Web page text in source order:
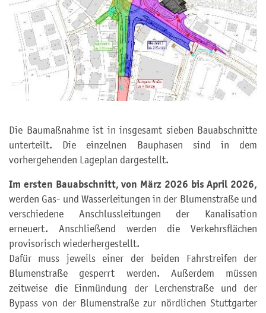
Die Baumaßnahme ist in insgesamt sieben Bauabschnitte
unterteilt. Die einzelnen Bauphasen sind in dem
vorhergehenden Lageplan dargestellt.
Im ersten Bauabschnitt, von März 2026 bis April 2026,
werden Gas- und Wasserleitungen in der Blumenstraße und
verschiedene Anschlussleitungen der Kanalisation
erneuert. Anschließend werden die Verkehrsflächen
provisorisch wiederhergestellt.
Dafür muss jeweils einer der beiden Fahrstreifen der
Blumenstraße gesperrt werden. Außerdem müssen
zeitweise die Einmündung der Lerchenstraße und der
Bypass von der Blumenstraße zur nördlichen Stuttgarter